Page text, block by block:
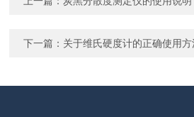
下一篇： 关于维氏硬度计的正确使用